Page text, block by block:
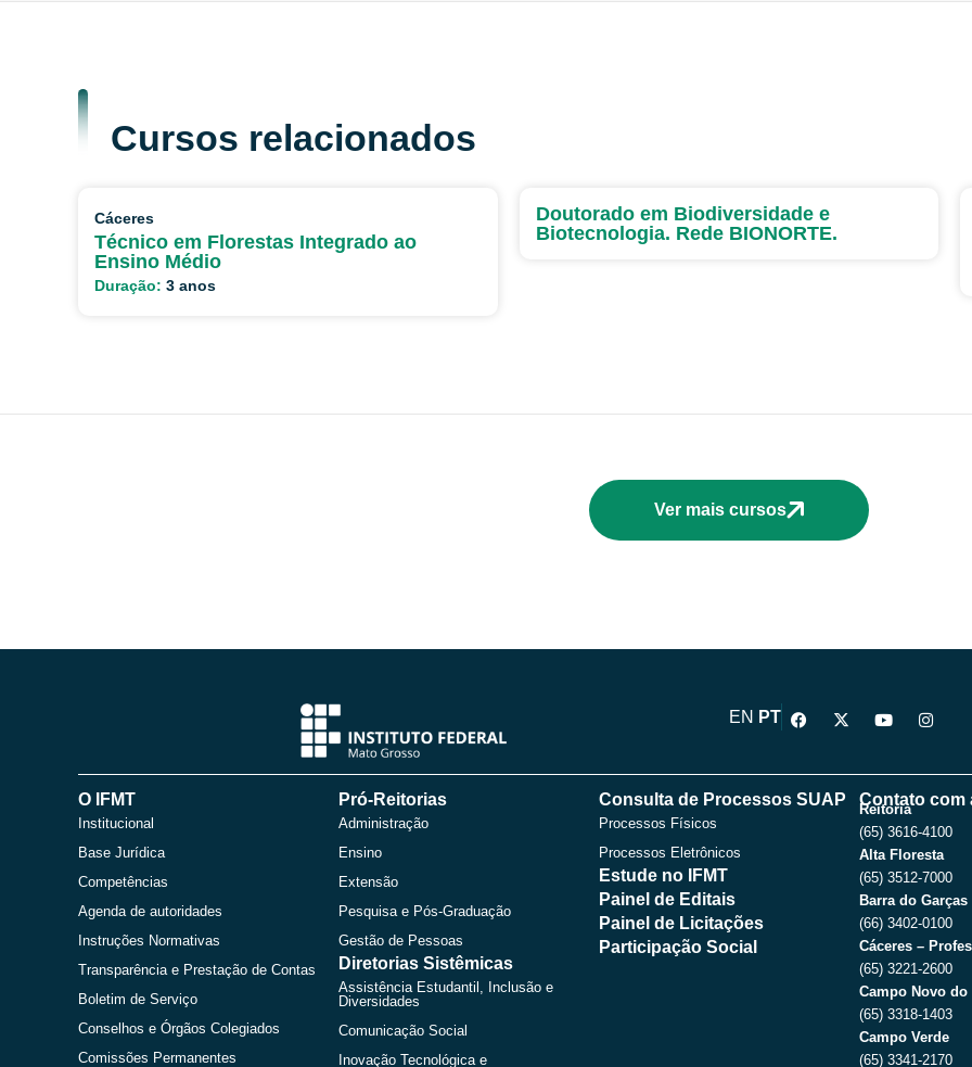
Cursos relacionados
Cáceres
Técnico em Florestas Integrado ao
Ensino Médio
Duração: 3 anos
Doutorado em Biodiversidade e
Biotecnologia. Rede BIONORTE.
Ver mais cursos
EN PT
F
a
b
o
o
X
-
i
t
Y
o
u
b
e
I
n
a
g
r
a
m
O IFMT
Institucional
Base Jurídica
Competências
Agenda de autoridades
Instruções Normativas
Transparência e Prestação de Contas
Boletim de Serviço
Conselhos e Órgãos Colegiados
Comissões Permanentes
Pró-Reitorias
Administração
Ensino
Extensão
Pesquisa e Pós-Graduação
Gestão de Pessoas
Diretorias Sistêmicas
Assistência Estudantil, Inclusão e
Diversidades
Comunicação Social
Inovação Tecnológica e
Consulta de Processos SUAP
Processos Físicos
Processos Eletrônicos
Estude no IFMT
Painel de Editais
Painel de Licitações
Participação Social
Contato com
Reitoria
(65) 3616-4100
Alta Floresta
(65) 3512-7000
Barra do Garças
(66) 3402-0100
Cáceres –
(65) 3221-2600
Campo Novo do
(65) 3318-1403
Campo Verde
(65) 3341-2170